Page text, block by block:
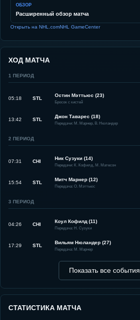
ОБЗОР
Расширенный обзор матча
Открыть на NHL.comNHL GameCenter
ХОД МАТЧА
1 ПЕРИОД
05:18 STL
Остин Мэттьюс (23)
Бросок с кистей
13:42 STL
Джон Таварес (18)
Передачи: М. Марнер, В. Нюландер
2 ПЕРИОД
07:31 CHI
Ник Сузуки (14)
Передачи: К. Кофилд, М. Матесон
15:54 STL
Митч Марнер (12)
Передача: О. Мэттьюс
3 ПЕРИОД
04:26 CHI
Коул Кофилд (11)
Передача: Н. Сузуки
17:29 STL
Вильям Нюландер (27)
Передача: М. Марнер
Показать все события
СТАТИСТИКА МАТЧА